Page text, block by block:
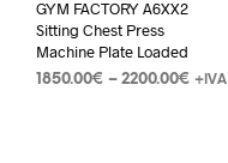
GYM FACTORY A6XX2
Sitting Chest Press
Machine Plate Loaded
1850.00€ – 2200.00€ +IVA